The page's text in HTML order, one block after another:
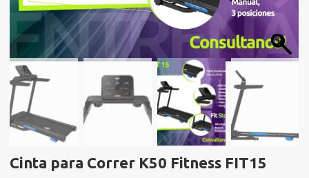
Cinta para Correr K50 Fitness FIT15